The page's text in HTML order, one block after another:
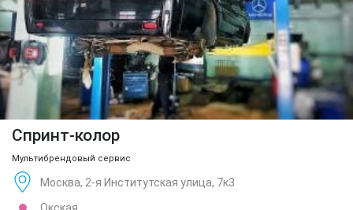
Спринт-колор
Мультибрендовый сервис
Москва, 2-я Институтская улица, 7к3